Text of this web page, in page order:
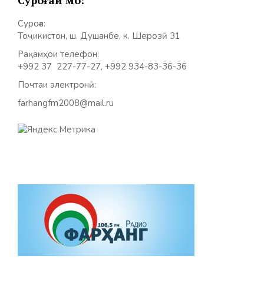
Суроға:
Тоҷикистон, ш. Душанбе, к. Шерозӣ 31
Рақамҳои телефон:
+992 37 227-77-27, +992 934-83-36-36
Почтаи электронӣ:
farhangfm2008@mail.ru